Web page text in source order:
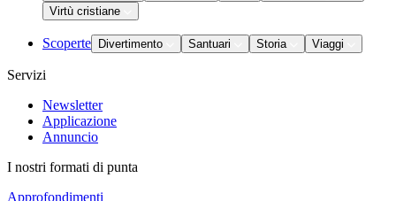
Virtù cristiane
Scoperte Divertimento Santuari Storia Viaggi
Servizi
Newsletter
Applicazione
Annuncio
I nostri formati di punta
Approfondimenti